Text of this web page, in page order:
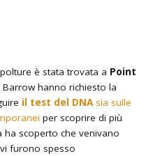
è stata trovata a Point
Barrow hanno richiesto la
il test del DNAsia sulle
per scoprire di più
ha scoperto che venivano
furono spesso